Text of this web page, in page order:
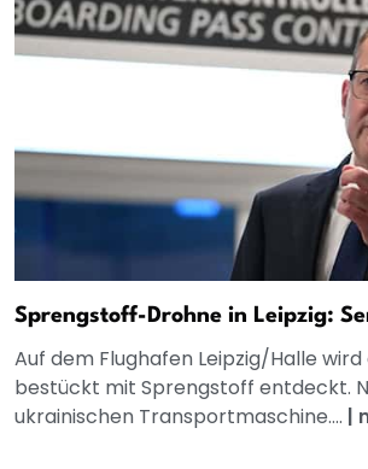
Sprengstoff-Drohne in Leipzig:
Auf dem Flughafen Leipzig/Halle
bestückt mit Sprengstoff entdeckt.
ukrainischen Transportmaschine.... |